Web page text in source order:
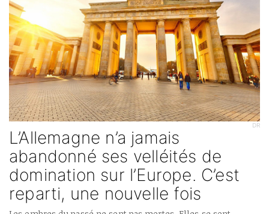
DR
L’Allemagne n’a jamais
abandonné ses velléités de
domination sur l’Europe. C’est
reparti, une nouvelle fois